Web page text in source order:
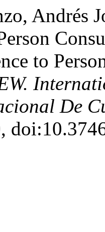
Andrés
to
De